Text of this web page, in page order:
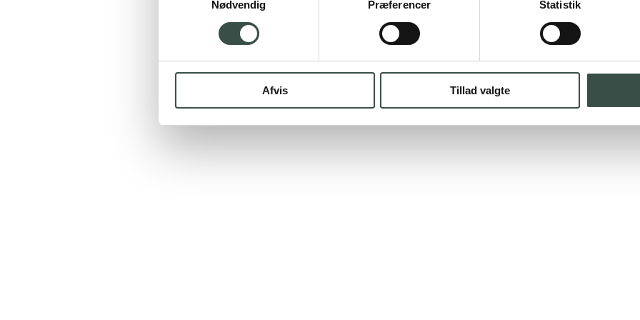
Nødvendig Præferencer Statistik
Afvis Tillad valgte